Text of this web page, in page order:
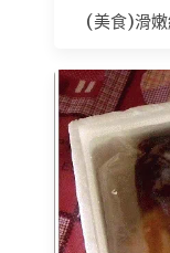
(美食)滑